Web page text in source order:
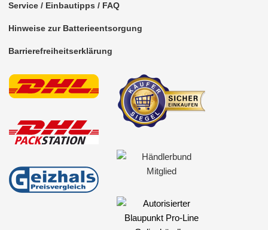
Service / Einbautipps / FAQ
Hinweise zur Batterieentsorgung
Barrierefreiheitserklärung